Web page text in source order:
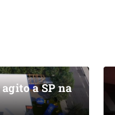
a SP na